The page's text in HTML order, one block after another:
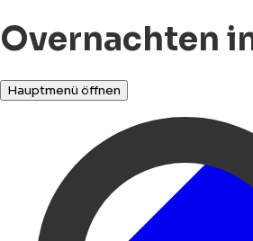
Overnachten
Hauptmenü öffnen